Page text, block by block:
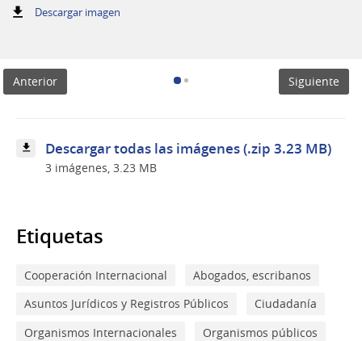
Descargar imagen:
Anterior
Siguiente
Descargar todas las imágenes (.zip 3.23 MB)
3 imágenes, 3.23 MB
Etiquetas
Cooperación Internacional
Abogados, escribanos
Asuntos Jurídicos y Registros Públicos
Ciudadanía
Organismos Internacionales
Organismos públicos